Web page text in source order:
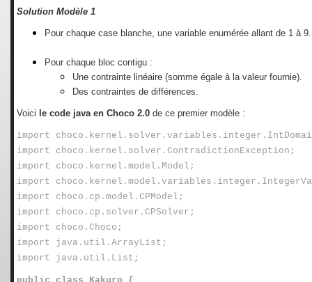
Solution Modèle 1
Pour chaque case blanche, une variable enumérée allant de 1 à 9.
Pour chaque bloc contigu :
Une contrainte linéaire (somme égale à la valeur fournie).
Des contraintes de différences.
Voici le code java en Choco 2.0 de ce premier modèle :
import
import choco.kernel.solver.ContradictionException;
import choco.kernel.model.Model;
import
import choco.cp.model.CPModel;
import choco.cp.solver.CPSolver;
import choco.Choco;
import java.util.ArrayList;
import java.util.List;